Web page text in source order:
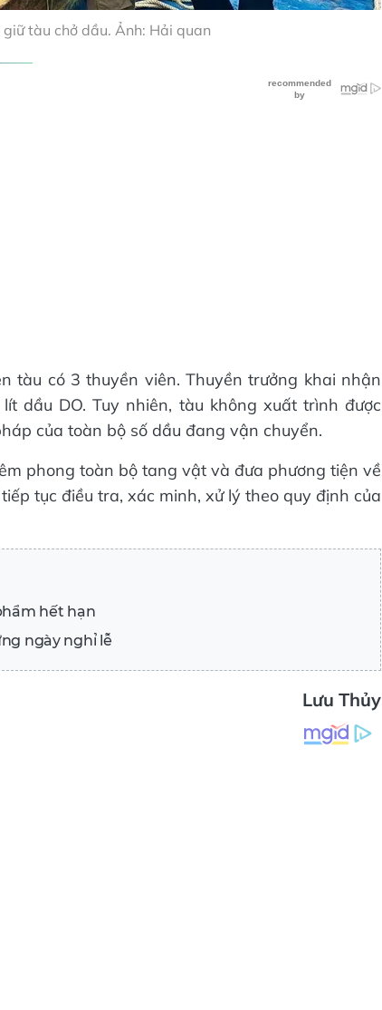
tàu chở dầu. Ảnh: Hải quan
tàu có 3 thuyền viên. Thuyền trưởng khai nhận
dầu DO. Tuy nhiên, tàu không xuất trình được
của toàn bộ số dầu đang vận chuyển.
phong toàn bộ tang vật và đưa phương tiện về
tục điều tra, xác minh, xử lý theo quy định của
hết hạn
ngày nghỉ lễ
Lưu Thủy